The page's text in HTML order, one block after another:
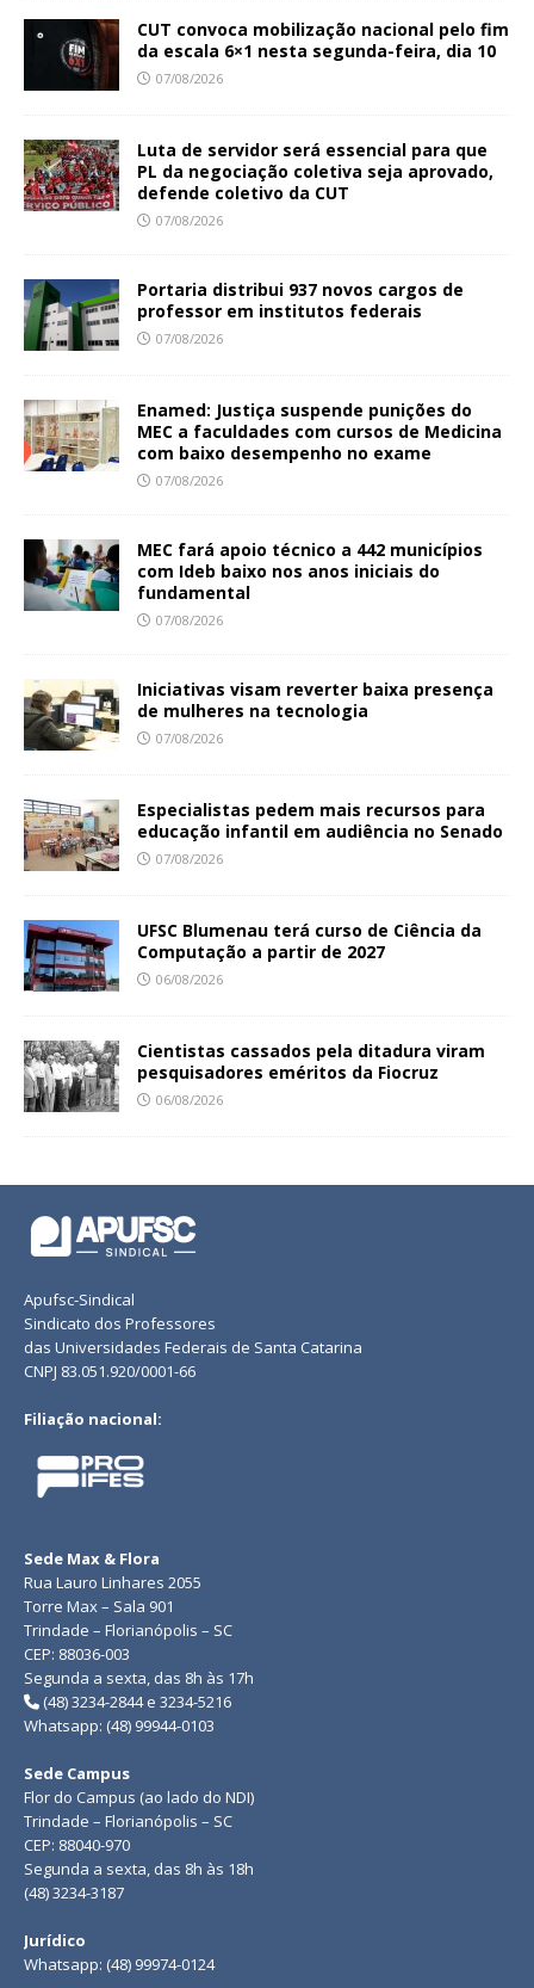
CUT convoca mobilização nacional pelo fim
da escala 6×1 nesta segunda-feira, dia 10
07/08/2026
Luta de servidor será essencial para que
PL da negociação coletiva seja aprovado,
defende coletivo da CUT
07/08/2026
Portaria distribui 937 novos cargos de
professor em institutos federais
07/08/2026
Enamed: Justiça suspende punições do
MEC a faculdades com cursos de Medicina
com baixo desempenho no exame
07/08/2026
MEC fará apoio técnico a 442 municípios
com Ideb baixo nos anos iniciais do
fundamental
07/08/2026
Iniciativas visam reverter baixa presença
de mulheres na tecnologia
07/08/2026
Especialistas pedem mais recursos para
educação infantil em audiência no Senado
07/08/2026
UFSC Blumenau terá curso de Ciência da
Computação a partir de 2027
06/08/2026
Cientistas cassados pela ditadura viram
pesquisadores eméritos da Fiocruz
06/08/2026
Apufsc-Sindical
Sindicato dos Professores
das Universidades Federais de Santa Catarina
CNPJ 83.051.920/0001-66
Filiação nacional:
Sede Max & Flora
Rua Lauro Linhares 2055
Torre Max – Sala 901
Trindade – Florianópolis – SC
CEP: 88036-003
Segunda a sexta, das 8h às 17h
(48) 3234-2844 e 3234-5216
Whatsapp: (48) 99944-0103
Sede Campus
Flor do Campus (ao lado do NDI)
Trindade – Florianópolis – SC
CEP: 88040-970
Segunda a sexta, das 8h às 18h
(48) 3234-3187
Jurídico
Whatsapp: (48) 99974-0124